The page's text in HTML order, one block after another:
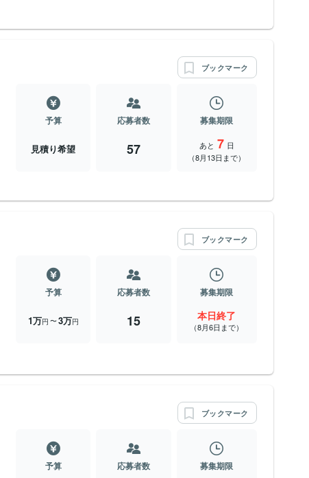
ブックマーク
予算
見積り希望
応募者数
57
募集期限
あと 7 日
（8月13日まで）
ブックマーク
予算
1万円 〜3万円
応募者数
15
募集期限
本日終了
（8月6日まで）
ブックマーク
予算 応募者数 募集期限